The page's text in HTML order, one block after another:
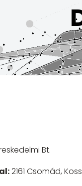
Bt.
2161 Csomád,